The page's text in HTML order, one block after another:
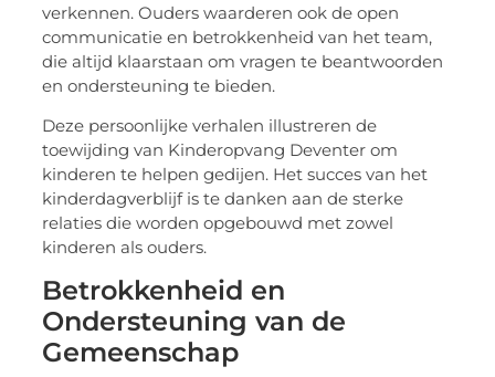
verkennen. Ouders waarderen ook de open
communicatie en betrokkenheid van het team,
die altijd klaarstaan om vragen te beantwoorden
en ondersteuning te bieden.
Deze persoonlijke verhalen illustreren de
toewijding van Kinderopvang Deventer om
kinderen te helpen gedijen. Het succes van het
kinderdagverblijf is te danken aan de sterke
relaties die worden opgebouwd met zowel
kinderen als ouders.
Betrokkenheid en
Ondersteuning van de
Gemeenschap